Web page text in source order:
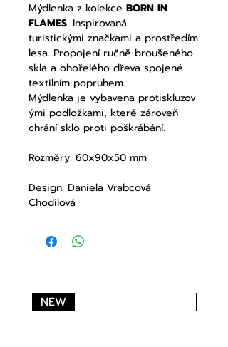
Mýdlenka z kolekce BORN IN
FLAMES. Inspirovaná
turistickými značkami a prostředím
lesa. Propojení ručně broušeného
skla a ohořelého dřeva spojené
textilním popruhem.
Mýdlenka je vybavena protiskluzov
ými podložkami, které zároveň
chrání sklo proti poškrábání.
Rozměry: 60x90x50 mm
Design: Daniela Vrabcová
Chodilová
NEW